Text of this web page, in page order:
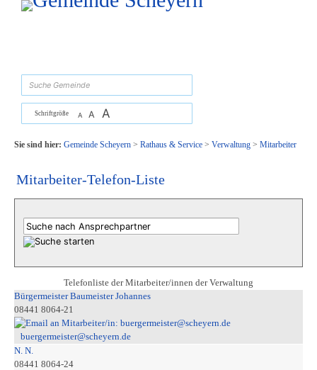
Zum Inhalt, zur Navigationoder zur Startseite springen.
Schriftgröße A A A
Sie sind hier: Gemeinde Scheyern> Rathaus & Service> Verwaltung> Mitarbeiter
Mitarbeiter-Telefon-Liste
Telefonliste der Mitarbeiter/innen der Verwaltung
Bürgermeister Baumeister Johannes
08441 8064-21
buergermeister@scheyern.de
N. N.
08441 8064-24